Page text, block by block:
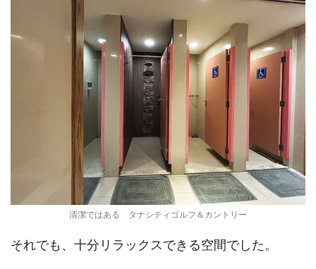
清潔ではある タナシティゴルフ＆カントリー
それでも、十分リラックスできる空間でした。